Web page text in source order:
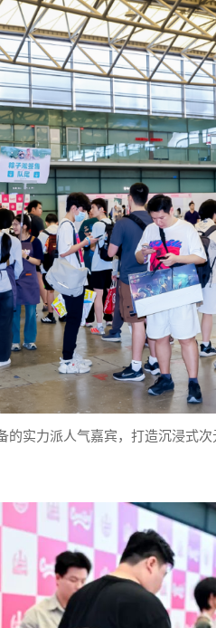
的实力派人气嘉宾，打造沉浸式